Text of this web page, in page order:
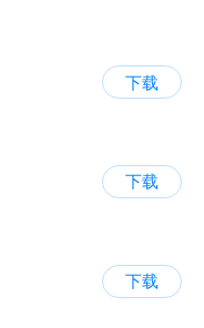
下载
下载
下载